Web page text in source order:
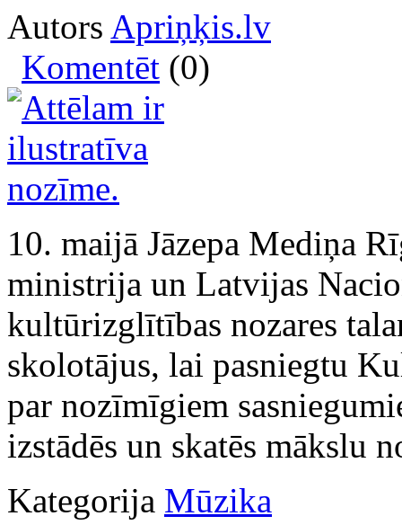
Autors Apriņķis.lv
Komentēt (0)
10. maijā Jāzepa Mediņa
ministrija un Latvijas
kultūrizglītības nozares
skolotājus, lai pasniegtu
par nozīmīgiem
izstādēs un skatēs mākslu
Kategorija Mūzika